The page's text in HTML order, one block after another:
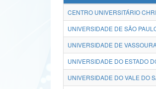
CENTRO UNIVERSITÁRIO
UNIVERSIDADE DE SÃO
UNIVERSIDADE DE
UNIVERSIDADE DO ESTADO
UNIVERSIDADE DO VALE DO